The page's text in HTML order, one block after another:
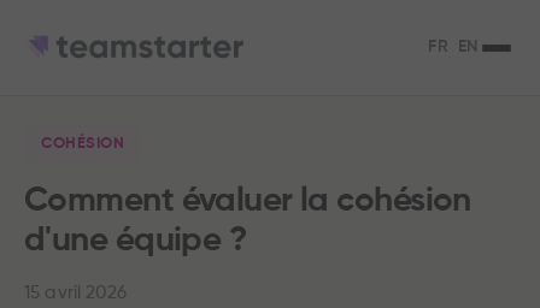
FR EN
COHÉSION
Comment évaluer la cohésion
d'une équipe ?
15 avril 2026